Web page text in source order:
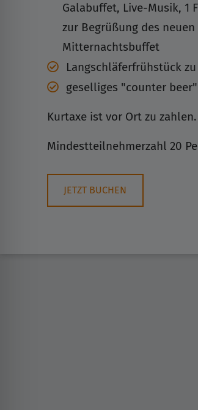
Galabuffet, Live-Musik, 1
zur Begrüßung des neuen
Mitternachtsbuffet
Langschläferfrühstück
geselliges "counter beer"
Kurtaxe ist vor Ort zu zahlen.
Mindestteilnehmerzahl 20
JETZT BUCHEN